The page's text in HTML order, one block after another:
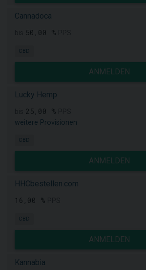
Cannadoca
50,00 %
CBD
ANMELDEN
Lucky Hemp
25,00 %
weitere Provisionen
CBD
ANMELDEN
HHCbestellen.com
16,00 %
CBD
ANMELDEN
Kannabia